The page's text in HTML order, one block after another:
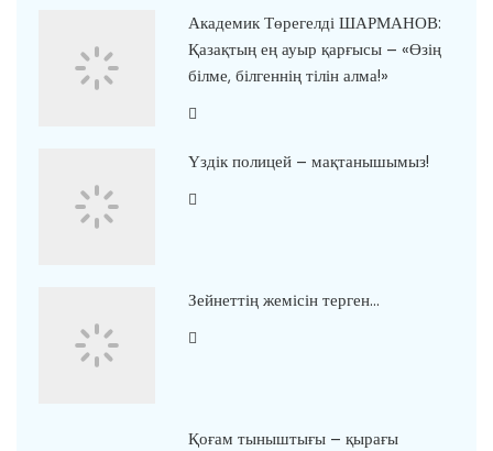
Академик Төрегелді ШАРМАНОВ:
Қазақтың ең ауыр қарғысы – «Өзің
білме, білгеннің тілін алма!»
Үздік полицей – мақтанышымыз!
Зейнеттің жемісін терген…
Қоғам тыныштығы – қырағы